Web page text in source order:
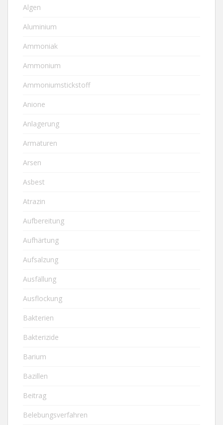
Algen
Aluminium
Ammoniak
Ammonium
Ammoniumstickstoff
Anione
Anlagerung
Armaturen
Arsen
Asbest
Atrazin
Aufbereitung
Aufhärtung
Aufsalzung
Ausfällung
Ausflockung
Bakterien
Bakterizide
Barium
Bazillen
Beitrag
Belebungsverfahren